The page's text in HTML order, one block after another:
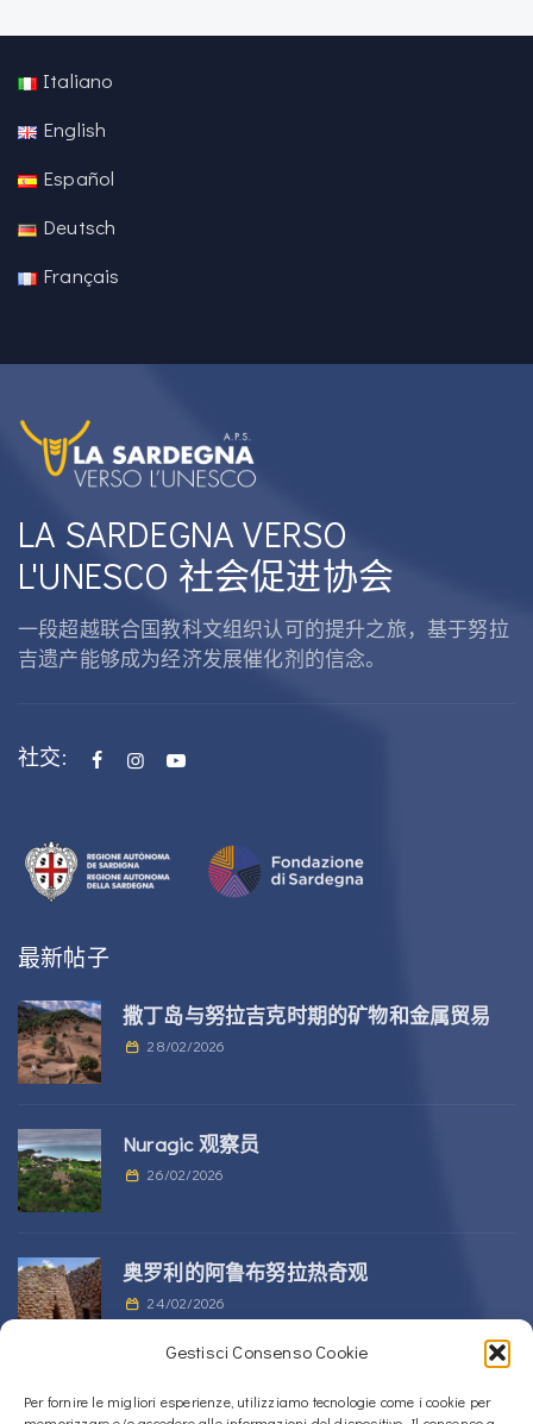
Gestisci Consenso Cookie
Per fornire le migliori esperienze, utilizziamo tecnologie come i cookie per
Italiano
English
Español
Deutsch
Français
LA SARDEGNA VERSO
L'UNESCO 社会促进协会
一段超越联合国教科文组织认可的提升之旅，基于努拉
吉遗产能够成为经济发展催化剂的信念。
社交:
最新帖子
撒丁岛与努拉吉克时期的矿物和金属贸易
28/02/2026
Nuragic 观察员
26/02/2026
奥罗利的阿鲁布努拉热奇观
24/02/2026
位于 Alà dei Sardi 的 Sos Nurattolos